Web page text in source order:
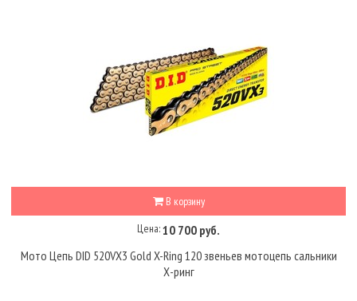
В корзину
Цена:10 700 руб.
Мото Цепь DID 520VX3 Gold X-Ring 120 звеньев мотоцепь сальники
Х-ринг